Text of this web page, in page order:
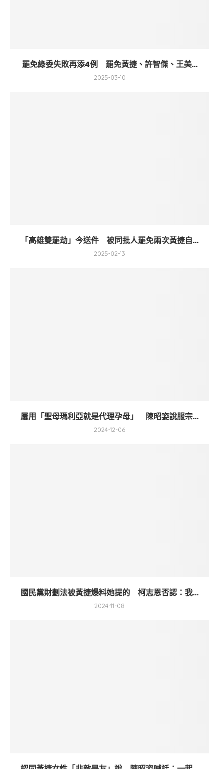
罷免綠委失敗再添4例 罷免黃捷、許智傑、王美...
2025-03-10
「高雄雙罷劫」今送件 被同批人罷免兩次黃捷自...
2025-02-13
屢用「聖母瑪利亞就是代理孕母」 陳昭姿說服宗...
2024-12-06
國民黨財劃法被黃捷爆料她提的 柯志恩否認：我...
2024-11-08